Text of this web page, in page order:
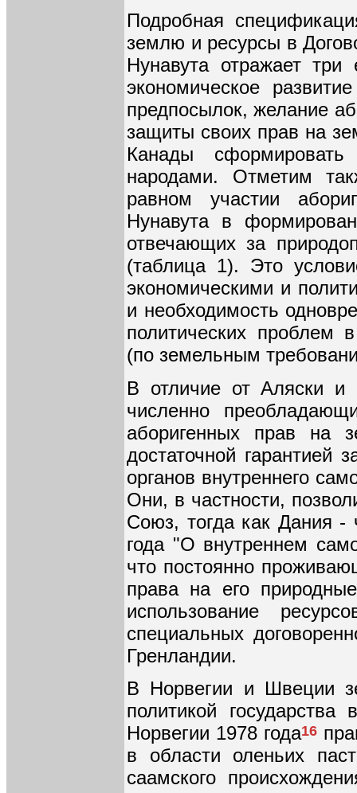
Подробная
землю и ресурсы в
Нунавута отражает три
экономическое
предпосылок, желание
защиты своих прав на
Канады
народами. Отметим
равном участии
Нунавута в
отвечающих за
(таблица 1). Это
экономическими и
и необходимость
политических проблем
(по земельным
В отличие от Аляски и
численно
аборигенных прав на
достаточной
органов внутреннего
Они, в частности,
Союз, тогда как Дания -
года "О внутреннем
что постоянно
права на его
использование
специальных
Гренландии.
В Норвегии и Швеции
политикой
Норвегии 1978 года16
в области оленьих
саамского